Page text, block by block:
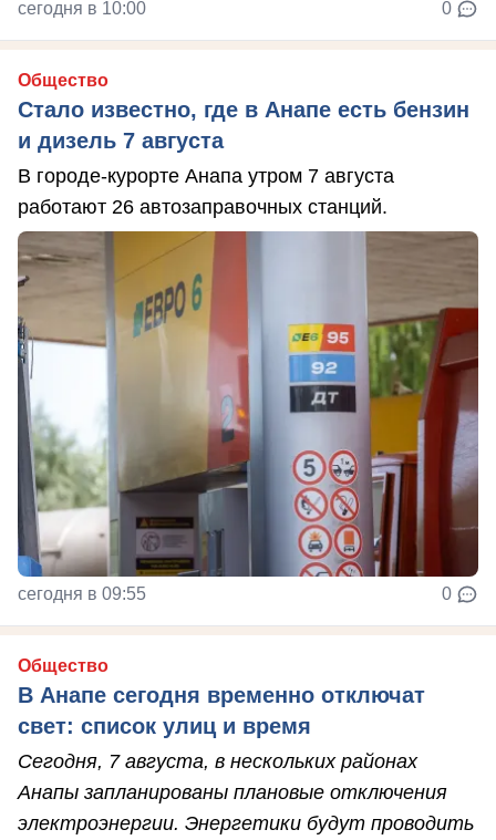
сегодня в 10:00 0
Общество
Стало известно, где в Анапе есть бензин
и дизель 7 августа
В городе-курорте Анапа утром 7 августа
работают 26 автозаправочных станций.
сегодня в 09:55 0
Общество
В Анапе сегодня временно отключат
свет: список улиц и время
Сегодня, 7 августа, в нескольких районах
Анапы запланированы плановые отключения
электроэнергии. Энергетики будут проводить